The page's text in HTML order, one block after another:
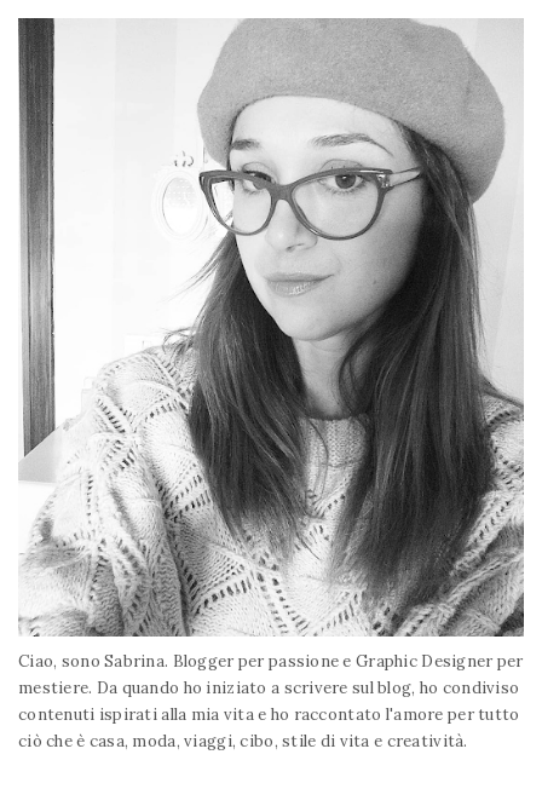
Ciao, sono Sabrina. Blogger per passione e Graphic Designer per
mestiere. Da quando ho iniziato a scrivere sul blog, ho condiviso
contenuti ispirati alla mia vita e ho raccontato l'amore per tutto
ciò che è casa, moda, viaggi, cibo, stile di vita e creatività.